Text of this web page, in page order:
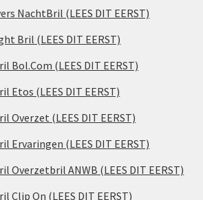
NachtBril (LEES DIT EERST)
Bril (LEES DIT EERST)
Bol.Com (LEES DIT EERST)
Etos (LEES DIT EERST)
Overzet (LEES DIT EERST)
Ervaringen (LEES DIT EERST)
Overzetbril ANWB (LEES DIT EERST)
Clip On (LEES DIT EERST)